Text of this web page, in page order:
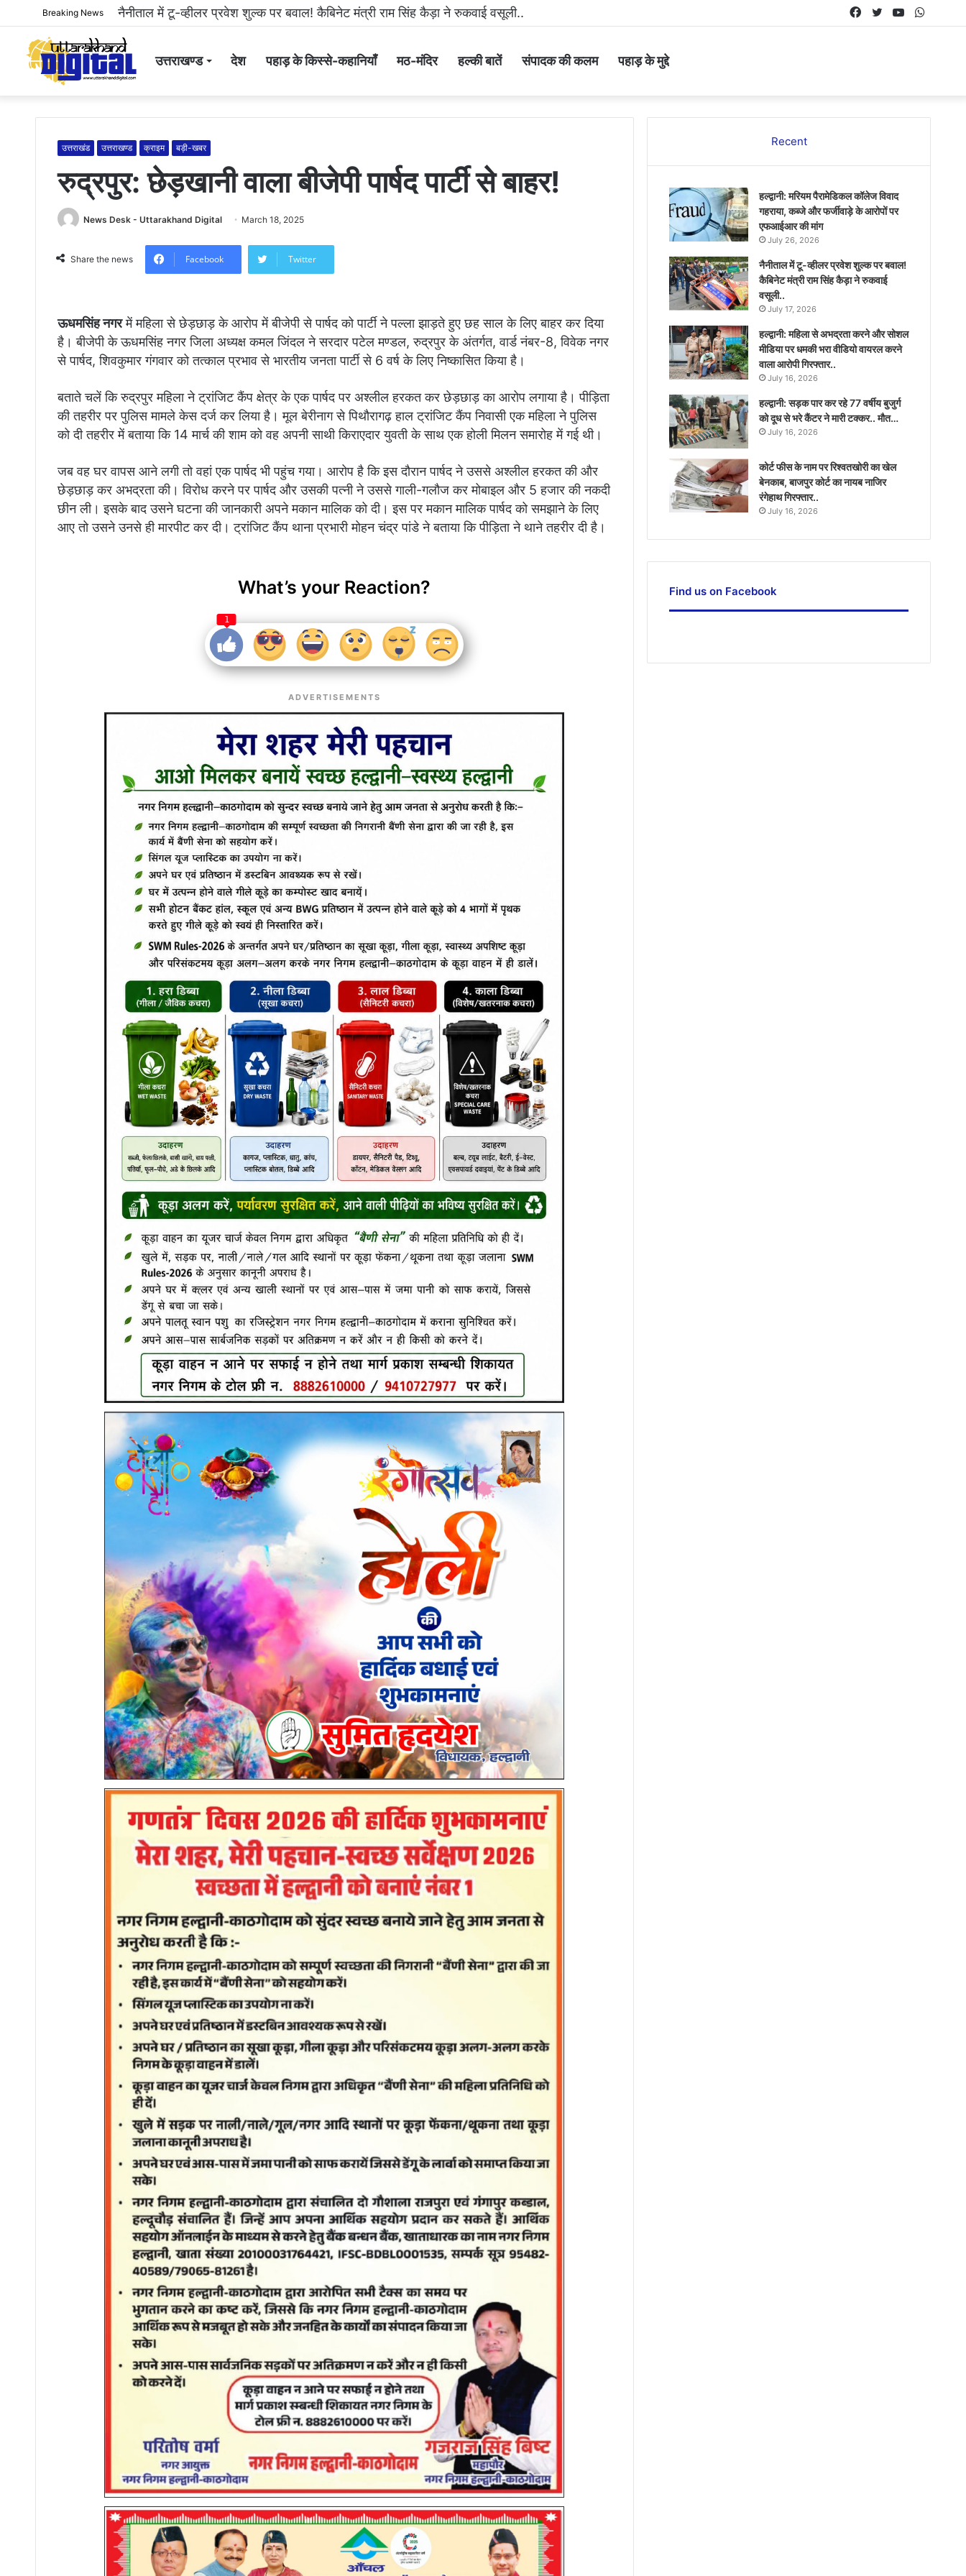
Breaking News हल्द्वानी: महिला से अभद्रता करने और सोशल मीडिया पर धमकी भरा वीडियो वायरल करने वाला आरोपी गिरफ्तार.. YouTube
Twitter
Facebook
उत्तराखण्ड देश पहाड़ के किस्से-कहानियाँ मठ-मंदिर हल्की बातें संपादक की कलम पहाड़ के मुद्दे
उत्तराखंड उत्तराखण्ड क्राइम बड़ी-खबर
रुद्रपुर: छेड़खानी वाला बीजेपी पार्षद पार्टी से बाहर!
News Desk - Uttarakhand Digital March 18, 2025
Share the news Facebook Twitter
ऊधमसिंह नगरमें महिला से छेड़छाड़ के आरोप में बीजेपी से पार्षद को पार्टी ने पल्ला झाड़ते हुए छह साल के लिए बाहर कर दिया
है। बीजेपी के ऊधमसिंह नगर जिला अध्यक्ष कमल जिंदल ने सरदार पटेल मण्डल, रुद्रपुर के अंतर्गत, वार्ड नंबर-8, विवेक नगर
से पार्षद, शिवकुमार गंगवार को तत्काल प्रभाव से भारतीय जनता पार्टी से 6 वर्ष के लिए निष्कासित किया है।
बताते चलें कि रुद्रपुर महिला ने ट्रांजिट कैंप क्षेत्र के एक पार्षद पर अश्लील हरकत कर छेड़छाड़ का आरोप लगाया है। पीड़िता
की तहरीर पर पुलिस मामले केस दर्ज कर लिया है। मूल बेरीनाग से पिथौरागढ़ हाल ट्रांजिट कैंप निवासी एक महिला ने पुलिस
को दी तहरीर में बताया कि 14 मार्च की शाम को वह अपनी साथी किराएदार युवती के साथ एक होली मिलन समारोह में गई थी।
जब वह घर वापस आने लगी तो वहां एक पार्षद भी पहुंच गया। आरोप है कि इस दौरान पार्षद ने उससे अश्लील हरकत की और
छेड़छाड़ कर अभद्रता की। विरोध करने पर पार्षद और उसकी पत्नी ने उससे गाली-गलौज कर मोबाइल और 5 हजार की नकदी
छीन ली। इसके बाद उसने घटना की जानकारी अपने मकान मालिक को दी। इस पर मकान मालिक पार्षद को समझाने के लिए
आए तो उसने उनसे ही मारपीट कर दी। ट्रांजिट कैंप थाना प्रभारी मोहन चंद्र पांडे ने बताया कि पीड़िता ने थाने तहरीर दी है।
What’s your Reaction?
1
ADVERTISEMENTS
Recent
हल्द्वानी: मरियम पैरामेडिकल कॉलेज विवाद
गहराया, कब्जे और फर्जीवाड़े के आरोपों पर
एफआईआर की मांग
July 26, 2026
नैनीताल में टू-व्हीलर प्रवेश शुल्क पर बवाल!
कैबिनेट मंत्री राम सिंह कैड़ा ने रुकवाई
वसूली..
July 17, 2026
हल्द्वानी: महिला से अभद्रता करने और सोशल
मीडिया पर धमकी भरा वीडियो वायरल करने
वाला आरोपी गिरफ्तार..
July 16, 2026
हल्द्वानी: सड़क पार कर रहे 77 वर्षीय बुजुर्ग
को दूध से भरे कैंटर ने मारी टक्कर.. मौत…
July 16, 2026
कोर्ट फीस के नाम पर रिश्वतखोरी का खेल
बेनकाब, बाजपुर कोर्ट का नायब नाजिर
रंगेहाथ गिरफ्तार..
July 16, 2026
Find us on Facebook